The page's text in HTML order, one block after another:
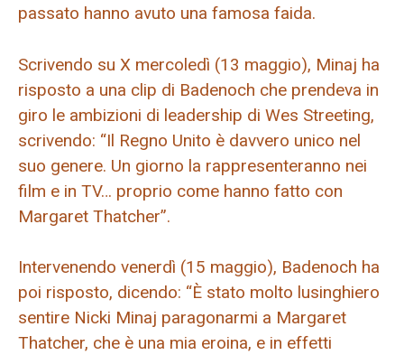
passato hanno avuto una famosa faida.
Scrivendo su X mercoledì (13 maggio), Minaj ha
risposto a una clip di Badenoch che prendeva in
giro le ambizioni di leadership di Wes Streeting,
scrivendo: “Il Regno Unito è davvero unico nel
suo genere. Un giorno la rappresenteranno nei
film e in TV… proprio come hanno fatto con
Margaret Thatcher”.
Intervenendo venerdì (15 maggio), Badenoch ha
poi risposto, dicendo: “È stato molto lusinghiero
sentire Nicki Minaj paragonarmi a Margaret
Thatcher, che è una mia eroina, e in effetti